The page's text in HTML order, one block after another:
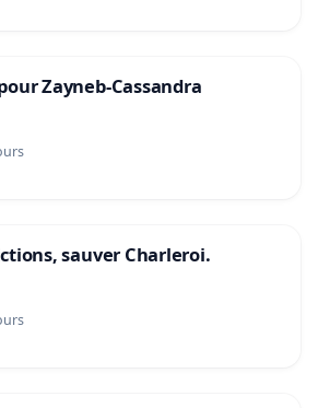
Zayneb-Cassandra
sauver Charleroi.